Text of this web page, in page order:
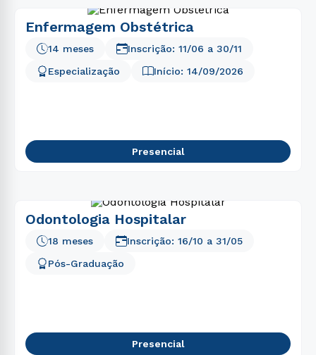
Enfermagem Obstétrica
Especialização Início: 14/09/2026
14 meses Inscrição: 11/06 a 30/11
Presencial
Odontologia Hospitalar
18 meses
Pós-Graduação
Inscrição: 16/10 a 31/05
Presencial